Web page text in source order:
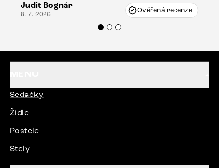
Vincze mi velmi korektně vyšli vstříc.
Doporučuji produkty Delife všem.“
Judit Bognár
8. 7. 2026 Ověřená recenze
Sedačky
Židle
Postele
Stoly